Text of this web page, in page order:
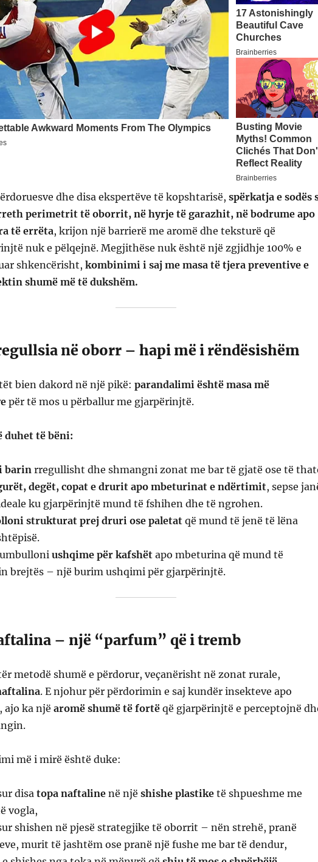
dhe disa ekspertëve të kopshtarisë, spërkatja e sodës
perimetrit të oborrit, në hyrje të garazhit, në bodrume apo
të errëta, krijon një barrierë me aromë dhe teksturë që
nuk e pëlqejnë. Megjithëse nuk është një zgjidhje 100% e
shkencërisht, kombinimi i saj me masa të tjera preventive e
shumë më të dukshëm.
në oborr – hapi më i rëndësishëm
bien dakord në një pikë: parandalimi është masa më
për të mos u përballur me gjarpërinjtë.
duhet të bëni:
barin rregullisht dhe shmangni zonat me bar të gjatë ose të
degët, copat e drurit apo mbeturinat e ndërtimit, sepse
ku gjarpërinjtë mund të fshihen dhe të ngrohen.
strukturat prej druri ose paletatqë mund të jenë të lëna
ushqime për kafshëtapo mbeturina që mund të
brejtës – një burim ushqimi për gjarpërinjtë.
– një “parfum” që i tremb
metodë shumë e përdorur, veçanërisht në zonat rurale,
. E njohur për përdorimin e saj kundër insekteve apo
ajo ka një aromë shumë të fortëqë gjarpërinjtë e perceptojnë
më i mirë është duke:
disa topa naftalinenë një shishe plastiketë shpueshme me
vogla,
shishen në pjesë strategjike të oborrit – nën strehë, pranë
murit të jashtëm ose pranë një fushe me bar të dendur,